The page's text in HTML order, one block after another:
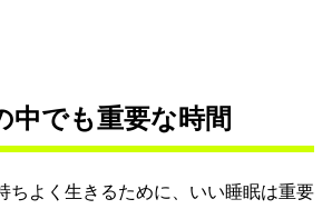
中でも重要な時間
ちよく生きるために、いい睡眠は重要